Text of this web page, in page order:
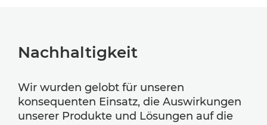
Nachhaltigkeit
Wir wurden gelobt für unseren
konsequenten Einsatz, die Auswirkungen
unserer Produkte und Lösungen auf die